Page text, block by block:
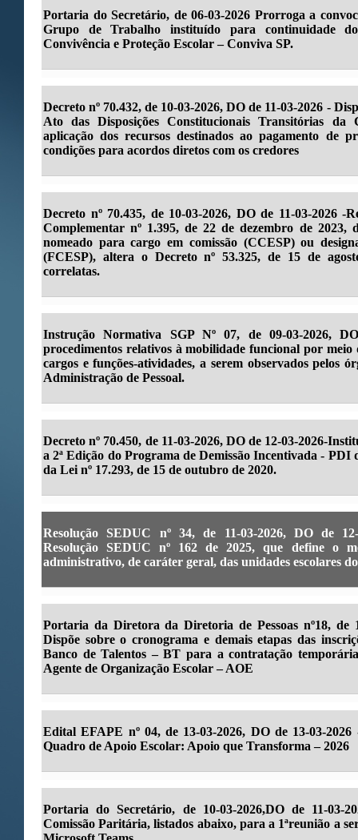
Portaria do Secretário, de 06-03-2026 Prorroga a
Grupo de Trabalho instituído para continuidade
Convivência e Proteção Escolar – Conviva SP.
Decreto nº 70.432, de 10-03-2026, DO de 11-03-2026 -
Ato das Disposições Constitucionais Transitórias da
aplicação dos recursos destinados ao pagamento de
condições para acordos diretos com os credores
Decreto nº 70.435, de 10-03-2026, DO de 11-03-2026
Complementar nº 1.395, de 22 de dezembro de 2023,
nomeado para cargo em comissão (CCESP) ou
(FCESP), altera o Decreto nº 53.325, de 15 de
correlatas.
Instrução Normativa SGP Nº 07, de 09-03-2026, DO
procedimentos relativos à mobilidade funcional por
cargos e funções-atividades, a serem observados pelos
Administração de Pessoal.
Decreto nº 70.450, de 11-03-2026, DO de 12-03-2026-
a 2ª Edição do Programa de Demissão Incentivada - PDI
da Lei nº 17.293, de 15 de outubro de 2020.
Resolução SEDUC nº 34, de 11-03-2026, DO de
Resolução SEDUC nº 162 de 2025, que define o
administrativo, de caráter geral, das unidades escolares
Portaria da Diretora da Diretoria de Pessoas nº18, de
Dispõe sobre o cronograma e demais etapas das
Banco de Talentos – BT para a contratação
Agente de Organização Escolar – AOE
Edital EFAPE nº 04, de 13-03-2026, DO de 13-03-
Quadro de Apoio Escolar: Apoio que Transforma – 2026
Portaria do Secretário, de 10-03-2026,DO de 11-03-
Comissão Paritária, listados abaixo, para a 1ªreunião a